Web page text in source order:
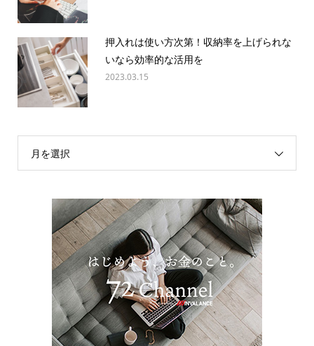
押入れは使い方次第！収納率を上げられな
いなら効率的な活用を
2023.03.15
月を選択